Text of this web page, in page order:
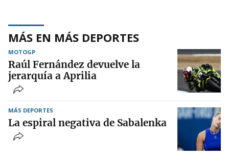
MÁS EN MÁS DEPORTES
MOTOGP
Raúl Fernández devuelve la
jerarquía a Aprilia
MÁS DEPORTES
La espiral negativa de Sabalenka